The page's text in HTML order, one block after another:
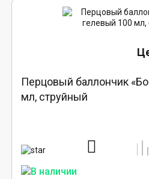
Перцовый баллончик
мл, струйный